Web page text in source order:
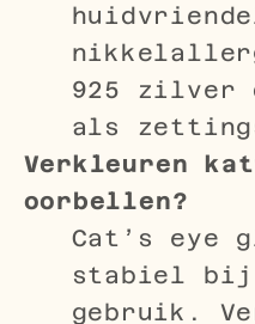
925 zilver
als
Verkleuren
oorbellen?
Cat’s
stabiel bij
gebruik.